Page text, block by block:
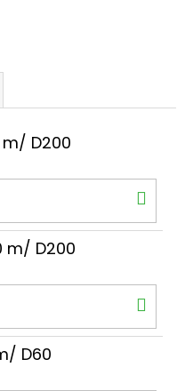
D200
m/ D200
D60